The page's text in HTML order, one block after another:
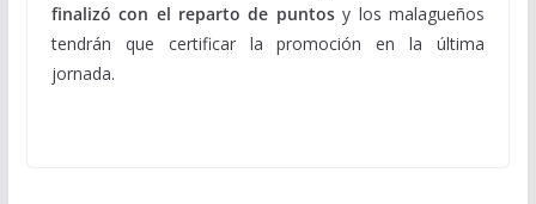
finalizó con el reparto de puntosy los malagueños
tendrán que certificar la promoción en la última
jornada.